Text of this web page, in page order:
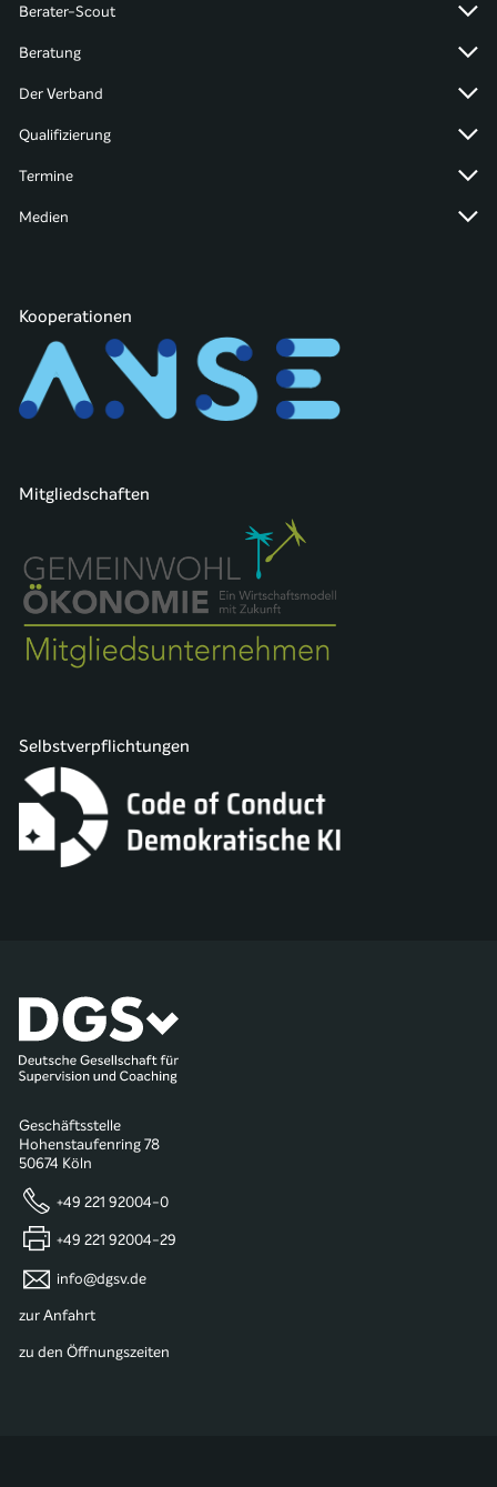
Berater-Scout
Beratung
Der Verband
Qualifizierung
Termine
Medien
Kooperationen
Mitgliedschaften
Selbstverpflichtungen
Geschäftsstelle
Hohenstaufenring 78
50674 Köln
+49 221 92004-0
+49 221 92004-29
info@dgsv.de
zur Anfahrt
zu den Öffnungszeiten